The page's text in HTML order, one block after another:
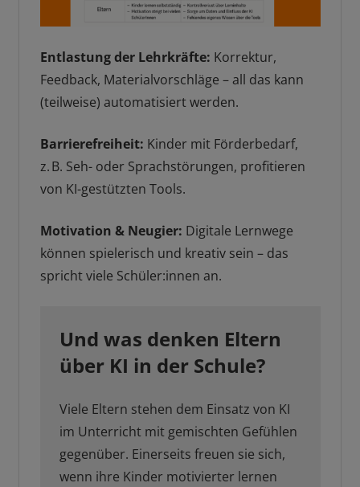
Entlastung der Lehrkräfte: Korrektur,
Feedback, Materialvorschläge – all das kann
(teilweise) automatisiert werden.
Barrierefreiheit: Kinder mit Förderbedarf,
z. B. Seh- oder Sprachstörungen, profitieren
von KI-gestützten Tools.
Motivation & Neugier: Digitale Lernwege
können spielerisch und kreativ sein – das
spricht viele Schüler:innen an.
Und was denken Eltern
über KI in der Schule?
Viele Eltern stehen dem Einsatz von KI
im Unterricht mit gemischten Gefühlen
gegenüber. Einerseits freuen sie sich,
wenn ihre Kinder motivierter lernen